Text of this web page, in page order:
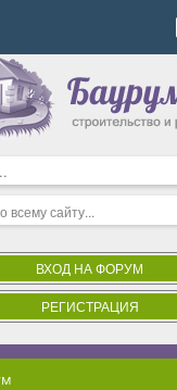
ВХОД НА ФОРУМ
РЕГИСТРАЦИЯ